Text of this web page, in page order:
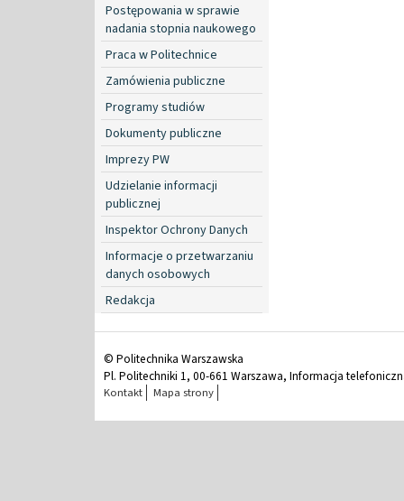
Postępowania w sprawie
nadania stopnia naukowego
Praca w Politechnice
Zamówienia publiczne
Programy studiów
Dokumenty publiczne
Imprezy PW
Udzielanie informacji
publicznej
Inspektor Ochrony Danych
Informacje o przetwarzaniu
danych osobowych
Redakcja
© Politechnika Warszawska
Pl. Politechniki 1, 00-661 Warszawa, Informacja
Kontakt Mapa strony